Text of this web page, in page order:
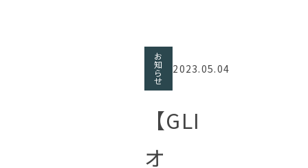
お
知
ら
せ
2023.05.04
【GLI
オ